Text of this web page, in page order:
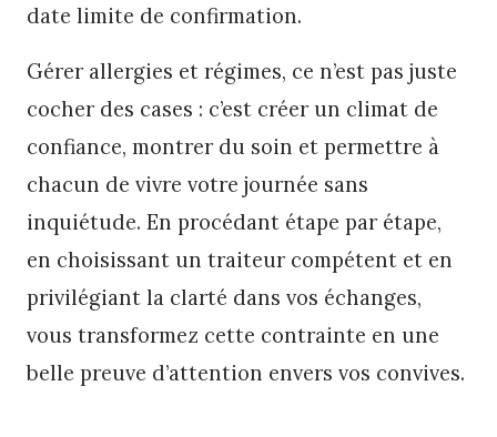
date limite de confirmation.
Gérer allergies et régimes, ce n’est pas juste
cocher des cases : c’est créer un climat de
confiance, montrer du soin et permettre à
chacun de vivre votre journée sans
inquiétude. En procédant étape par étape,
en choisissant un traiteur compétent et en
privilégiant la clarté dans vos échanges,
vous transformez cette contrainte en une
belle preuve d’attention envers vos convives.